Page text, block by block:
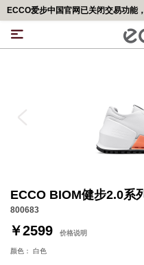
ECCO BIOM健步2.0系
800683
￥2599 价格说明
颜色： 白色